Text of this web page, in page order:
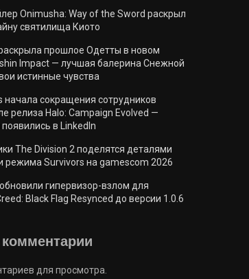
Onimusha: Way of the Sword раскрыл
святилища Киото
прошлое Одетты в новом
Impact — лучшая балерина Снежной
истинные чувства
начала сокращения сотрудников
релиза Halo: Campaign Evolved —
в LinkedIn
The Division 2 поделятся деталями
режима Survivors на gamescom 2026
гипервизор-взлом для
Black Flag Resynced до версии 1.0.6
для просмотра.